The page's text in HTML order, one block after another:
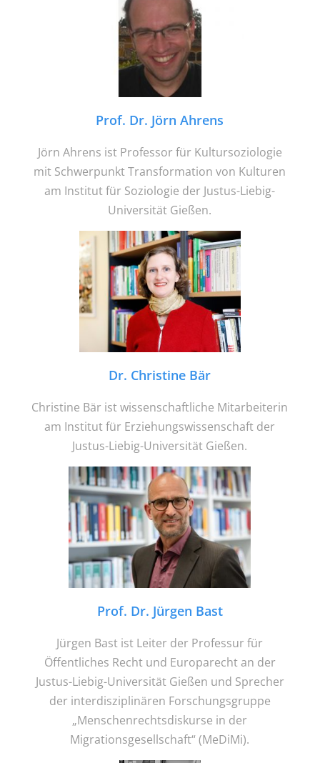
Prof. Dr. Jörn Ahrens
Jörn Ahrens ist Professor für Kultursoziologie
mit Schwerpunkt Transformation von Kulturen
am Institut für Soziologie der Justus-Liebig-
Universität Gießen.
Dr. Christine Bär
Christine Bär ist wissenschaftliche Mitarbeiterin
am Institut für Erziehungswissenschaft der
Justus-Liebig-Universität Gießen.
Prof. Dr. Jürgen Bast
Jürgen Bast ist Leiter der Professur für
Öffentliches Recht und Europarecht an der
Justus-Liebig-Universität Gießen und Sprecher
der interdisziplinären Forschungsgruppe
„Menschenrechtsdiskurse in der
Migrationsgesellschaft“ (MeDiMi).